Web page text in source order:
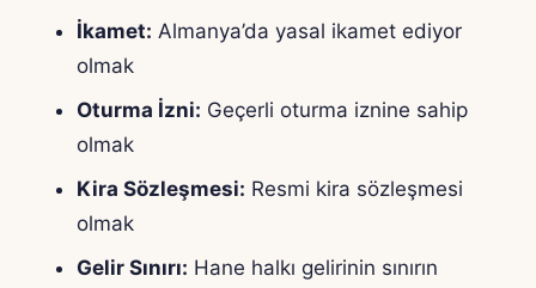
İkamet: Almanya’da yasal ikamet ediyor
olmak
Oturma İzni: Geçerli oturma iznine sahip
olmak
Kira Sözleşmesi: Resmi kira sözleşmesi
olmak
Gelir Sınırı: Hane halkı gelirinin sınırın